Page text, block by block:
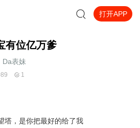
打开APP
有位亿万爹
Da表妹
1
塔，是你把最好的给了我